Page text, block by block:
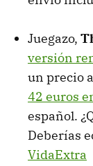
Juegazo,
versión
un precio
42 euros
español.
Deberías
VidaExtra